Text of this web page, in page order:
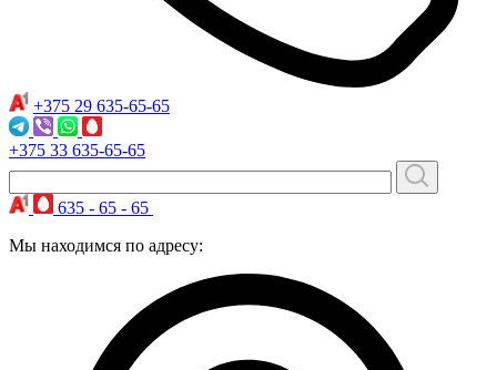
+375 29 635-65-65
+375 33 635-65-65
635 - 65 - 65
Мы находимся по адресу: